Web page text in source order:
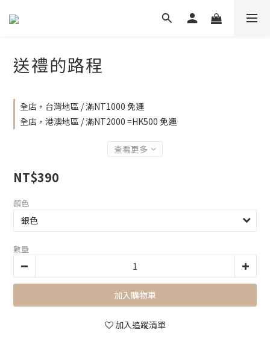
送禮的路程
全店，台灣地區 / 滿NT1000 免運
全店，港澳地區 / 滿NT2000 =HK500 免運
查看更多
NT$390
顏色
數量
加入購物車
加入追蹤清單